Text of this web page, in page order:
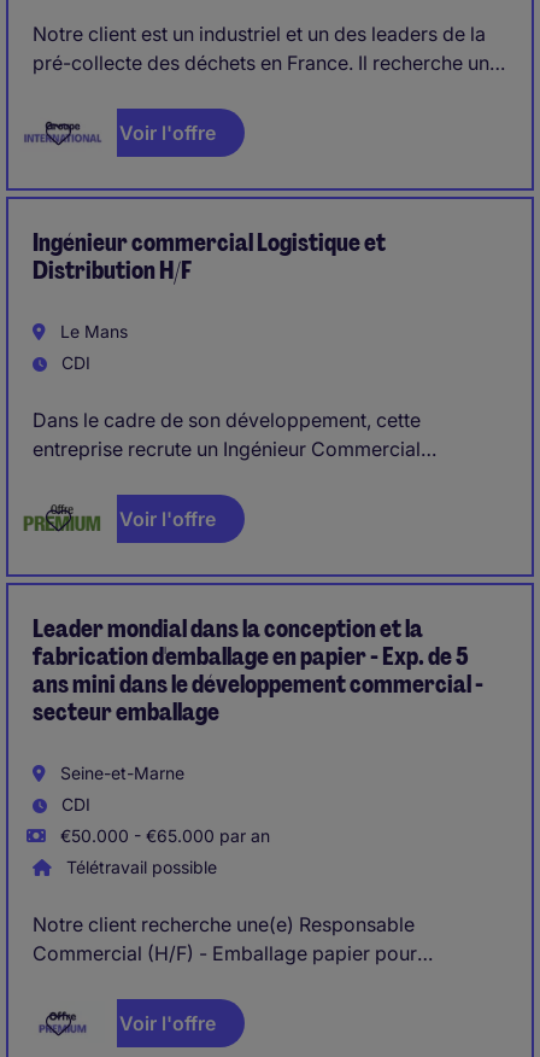
Notre client est un industriel et un des leaders de la
pré-collecte des déchets en France. Il recherche un
garantir la reconduction et l'extension du portefeuille
clients sur le Grand-Est.
Voir l'offre
Ingénieur commercial Logistique et
Distribution H/F
Le Mans
CDI
Dans le cadre de son développement, cette
entreprise recrute un Ingénieur Commercial
Voir l'offre
Leader mondial dans la conception et la
fabrication d'emballage en papier - Exp. de 5
ans mini dans le développement commercial -
secteur emballage
Seine-et-Marne
CDI
€50.000 - €65.000 par an
Télétravail possible
Notre client recherche une(e) Responsable
Commercial (H/F) - Emballage papier pour
projets sur mesure sur les départements 51, 02 et 77.
Le site de l'entreprise est basé à Epernay.
Voir l'offre